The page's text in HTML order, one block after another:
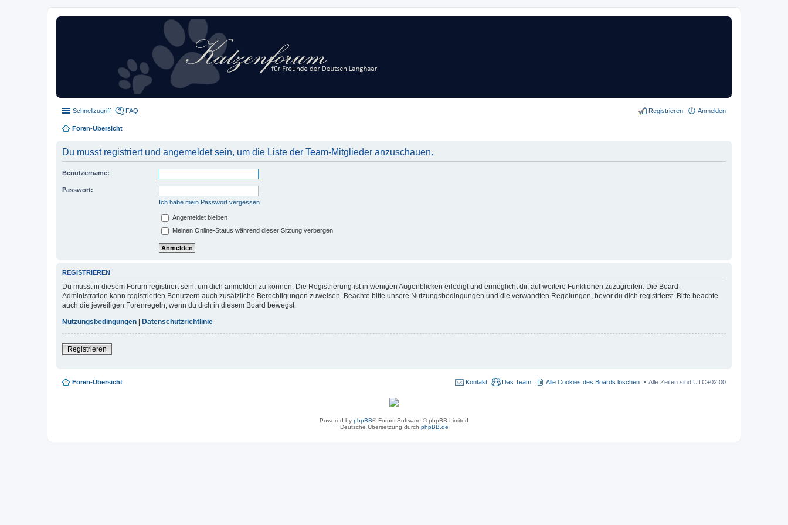
Schnellzugriff FAQ Anmelden
Registrieren
Foren-Übersicht
Du musst registriert und angemeldet sein, um die Liste der Team-Mitglieder anzuschauen.
Benutzername:
Passwort:
Ich habe mein Passwort vergessen
Angemeldet bleiben
Meinen Online-Status während dieser Sitzung verbergen
REGISTRIEREN
Du musst in diesem Forum registriert sein, um dich anmelden zu können. Die Registrierung ist in wenigen Augenblicken erledigt und ermöglicht dir, auf weitere Funktionen zuzugreifen. Die Board-
Administration kann registrierten Benutzern auch zusätzliche Berechtigungen zuweisen. Beachte bitte unsere Nutzungsbedingungen und die verwandten Regelungen, bevor du dich registrierst. Bitte beachte
auch die jeweiligen Forenregeln, wenn du dich in diesem Board bewegst.
Nutzungsbedingungen | Datenschutzrichtlinie
Registrieren
Foren-Übersicht Alle Zeiten sind UTC+02:00
Alle Cookies des Boards löschen
Das Team
Kontakt
Powered by phpBB® Forum Software © phpBB Limited
Deutsche Übersetzung durch phpBB.de